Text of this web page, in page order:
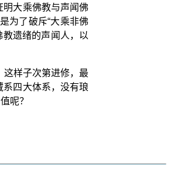
明大乘佛教与声闻佛
为了破斥“大乘非佛
遗绪的声闻人，以
这样子次第进修，最
四大体系，没有琅
呢？